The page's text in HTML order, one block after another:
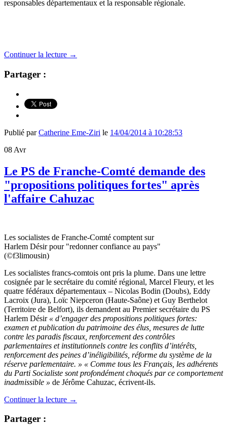
responsables départementaux et la responsable régionale.
Continuer la lecture →
Partager :
Publié parCatherine Eme-Ziri le 14/04/2014 à 10:28:53
08 Avr
Le PS de Franche-Comté demande des
"propositions politiques fortes" après
l'affaire Cahuzac
Les socialistes de Franche-Comté comptent sur
Harlem Désir pour "redonner confiance au pays"
(©f3limousin)
Les socialistes francs-comtois ont pris la plume. Dans une lettre
cosignée par le secrétaire du comité régional, Marcel Fleury, et les
quatre fédéraux départementaux – Nicolas Bodin (Doubs), Eddy
Lacroix (Jura), Loïc Niepceron (Haute-Saône) et Guy Berthelot
(Territoire de Belfort), ils demandent au Premier secrétaire du PS
Harlem Désir « d’engager des propositions politiques fortes:
examen et publication du patrimoine des élus, mesures de lutte
contre les paradis fiscaux, renforcement des contrôles
parlementaires et institutionnels contre les conflits d’intérêts,
renforcement des peines d’inéligibilités, réforme du système de la
réserve parlementaire. » « Comme tous les Français, les adhérents
du Parti Socialiste sont profondément choqués par ce comportement
inadmissible » de Jérôme Cahuzac, écrivent-ils.
Continuer la lecture →
Partager :